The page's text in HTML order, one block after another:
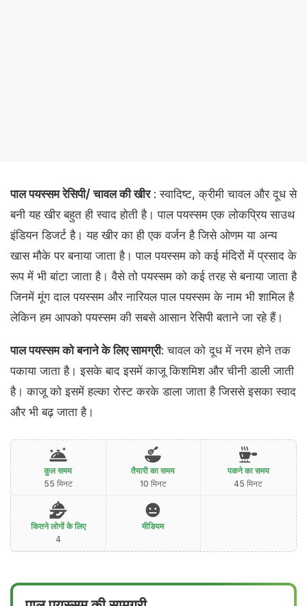
पाल पयस्सम रेसिपी/ चावल की खीर: स्वादिष्ट, क्रीमी चावल और दूध से
बनी यह खीर बहुत ही स्वाद होती है। पाल पयस्सम एक लोकप्रिय साउथ
इंडियन डिजर्ट है। यह खीर का ही एक वर्जन है जिसे ओणम या अन्य
खास मौके पर बनाया जाता है। पाल पयस्सम को कई मंदिरों में प्रसाद के
रूप में भी बांटा जाता है। वैसे तो पयस्सम को कई तरह से बनाया जाता है
जिनमें मूंग दाल पयस्सम और नारियल पाल पयस्सम के नाम भी शामिल है
लेकिन हम आपको पयस्सम की सबसे आसान रेसिपी बताने जा रहे हैं।
पाल पयस्सम को बनाने के लिए सामग्री: चावल को दूध में नरम होने तक
पकाया जाता है। इसके बाद इसमें काजू किशमिश और चीनी डाली जाती
है। काजू को इसमें हल्का रोस्ट करके डाला जाता है जिससे इसका स्वाद
और भी बढ़ जाता है।
कुल समय
55 मिनट
तैयारी का समय
10 मिनट
पकने का समय
45 मिनट
कितने लोगों के लिए
4
मीडियम